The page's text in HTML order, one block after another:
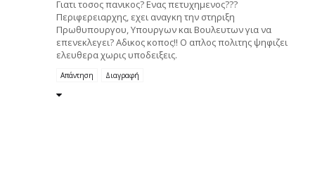
Γιατι τοσος πανικος? Ενας πετυχημενος???
Περιφερειαρχης, εχει αναγκη την στηριξη
Πρωθυπουργου, Υπουργων και Βουλευτων για να
επενεκλεγει? Αδικος κοπος!! Ο απλος πολιτης ψηφιζει
ελευθερα χωρις υποδειξεις.
Απάντηση Διαγραφή